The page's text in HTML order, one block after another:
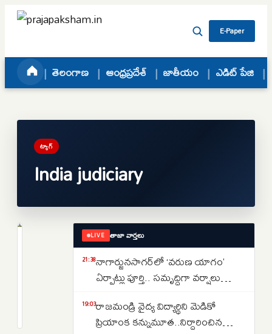
Skip to content
E-Paper
తెలంగాణ ఆంధ్రప్రదేశ్ జాతీయం ఎడిట్ పేజి
ట్యాగ్
India judiciary
న్యాయమూర్తులు..
LIVE తాజా వార్తలు
21:38నాగార్జునసాగర్‌లో ‘వరుణ యాగం’
ఏర్పాట్లు పూర్తి.. సమృద్ధిగా వర్షాలు
మహాక్రతువు
19:03రాజమండ్రి వైద్య విద్యార్థిని మెడికో
ప్రియాంక కన్నుమూత..నిర్దారించిన